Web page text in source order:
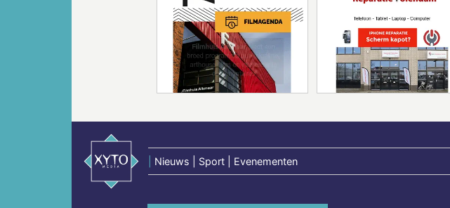
Nieuws | Sport | Evenementen